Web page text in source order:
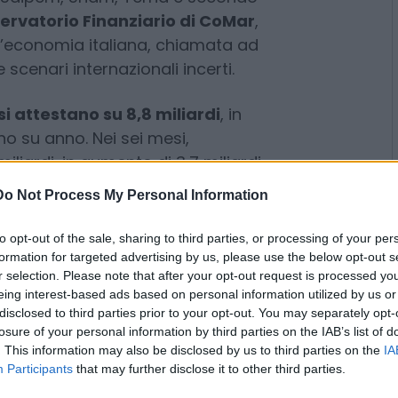
Not Process My Personal Information
opt-out of the sale, sharing to third parties, or processing of your
for targeted advertising by us, please use the below opt-out
selection. Please note that after your opt-out request is processed
interest-based ads based on personal information utilized by us
to third parties prior to your opt-out. You may separately
of your personal information by third parties on the IAB’s list of
This information may also be disclosed by us to third parties on the
Participants that may further disclose it to other third parties.
(+1,3%) sull’anno
quotate, che concorrono al
Eni, Fincantieri, Italgas,
Snam, Terna e secondo
italiana, chiamata ad
internazionali incerti.
attestano su 8,8 miliardi, in
su anno. Nei sei mesi,
in aumento di 3,7 miliardi
del 5,3%, superando i 13,9
al 30 giugno, i dipendenti sono
crescono a